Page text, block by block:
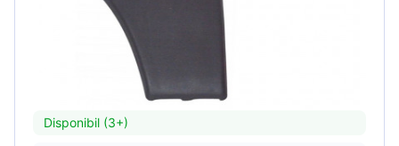
Disponibil (3+)